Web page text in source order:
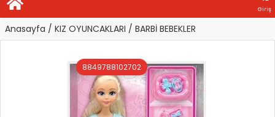
Giriş
Anasayfa / KIZ OYUNCAKLARI / BARBİ BEBEKLER
8849788102702